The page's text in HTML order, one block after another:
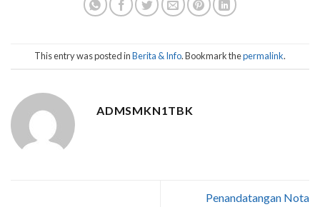
This entry was posted inBerita & Info. Bookmark thepermalink.
ADMSMKN1TBK
Penandatangan Nota